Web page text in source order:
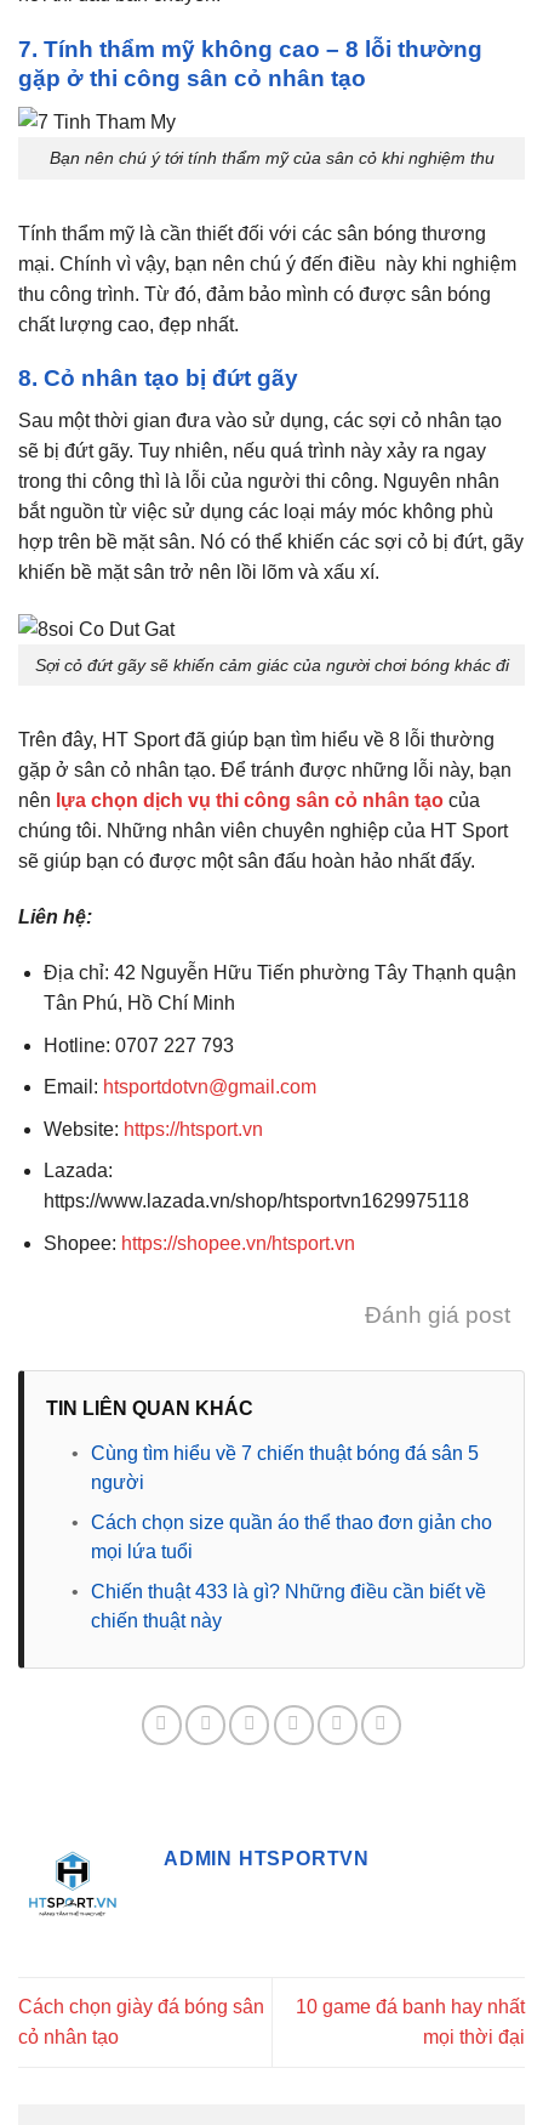
7. Tính thẩm mỹ không cao – 8 lỗi thường
gặp ở thi công sân cỏ nhân tạo
Bạn nên chú ý tới tính thẩm mỹ của sân cỏ khi nghiệm thu
Tính thẩm mỹ là cần thiết đối với các sân bóng thương
mại. Chính vì vậy, bạn nên chú ý đến điều này khi nghiệm
thu công trình. Từ đó, đảm bảo mình có được sân bóng
chất lượng cao, đẹp nhất.
8. Cỏ nhân tạo bị đứt gãy
Sau một thời gian đưa vào sử dụng, các sợi cỏ nhân tạo
sẽ bị đứt gãy. Tuy nhiên, nếu quá trình này xảy ra ngay
trong thi công thì là lỗi của người thi công. Nguyên nhân
bắt nguồn từ việc sử dụng các loại máy móc không phù
hợp trên bề mặt sân. Nó có thể khiến các sợi cỏ bị đứt, gãy
khiến bề mặt sân trở nên lồi lõm và xấu xí.
Sợi cỏ đứt gãy sẽ khiến cảm giác của người chơi bóng khác đi
Trên đây, HT Sport đã giúp bạn tìm hiểu về 8 lỗi thường
gặp ở sân cỏ nhân tạo. Để tránh được những lỗi này, bạn
nên lựa chọn dịch vụ thi công sân cỏ nhân tạo của
chúng tôi. Những nhân viên chuyên nghiệp của HT Sport
sẽ giúp bạn có được một sân đấu hoàn hảo nhất đấy.
Liên hệ:
Địa chỉ: 42 Nguyễn Hữu Tiến phường Tây Thạnh quận
Tân Phú, Hồ Chí Minh
Hotline: 0707 227 793
Email: htsportdotvn@gmail.com
Website: https://htsport.vn
Lazada:
https://www.lazada.vn/shop/htsportvn1629975118
Shopee: https://shopee.vn/htsport.vn
Đánh giá post
TIN LIÊN QUAN KHÁC
•
Cùng tìm hiểu về 7 chiến thuật bóng đá sân 5
người
•
Cách chọn size quần áo thể thao đơn giản cho
mọi lứa tuổi
•
Chiến thuật 433 là gì? Những điều cần biết về
chiến thuật này
ADMIN HTSPORTVN
Cách chọn giày đá bóng sân
cỏ nhân tạo
10 game đá banh hay nhất
mọi thời đại